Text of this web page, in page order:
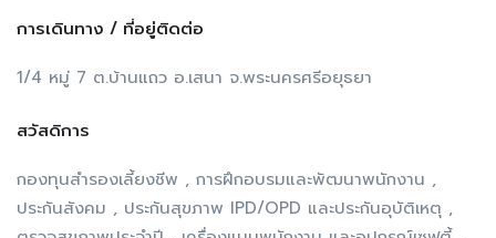
การเดินทาง / ที่อยู่ติดต่อ
1/4 หมู่ 7 ต.บ้านแถว อ.เสนา จ.พระนครศรีอยุธยา
สวัสดิการ
กองทุนสำรองเลี้ยงชีพ , การฝึกอบรมและพัฒนาพนักงาน ,
ประกันสังคม , ประกันสุขภาพ IPD/OPD และประกันอุบัติเหตุ ,